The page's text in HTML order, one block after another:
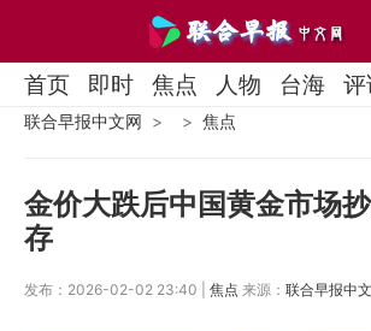
首页 即时 焦点 人物 台海 评
联合早报中文网 焦点
金价大跌后中国黄金市场
存
发布：2026-02-02 23:40 | 焦点 来源： 联合早报中